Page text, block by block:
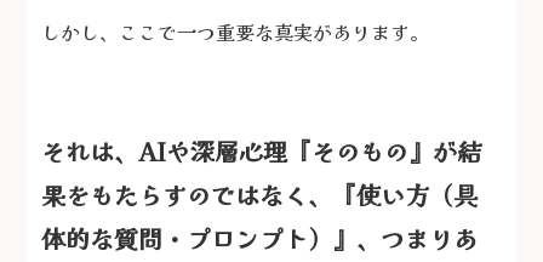
しかし、ここで一つ重要な真実があります。
それは、AIや深層心理『そのもの』が結
果をもたらすのではなく、『使い方（具
体的な質問・プロンプト）』、つまりあ